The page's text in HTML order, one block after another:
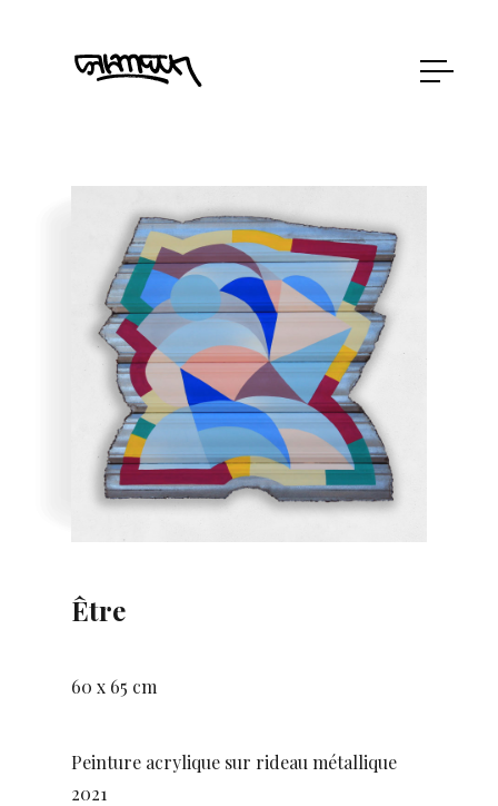
Être
60 x 65 cm
Peinture acrylique sur rideau métallique
2021